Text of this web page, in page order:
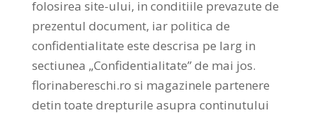
folosirea site-ului, in conditiile prevazute de
prezentul document, iar politica de
confidentialitate este descrisa pe larg in
sectiunea „Confidentialitate” de mai jos.
florinabereschi.ro si magazinele partenere
detin toate drepturile asupra continutului